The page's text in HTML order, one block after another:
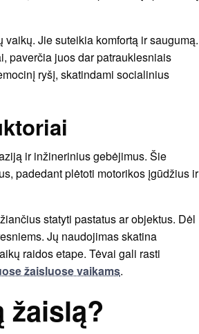
Jie suteikia komfortą ir saugumą.
paverčia juos dar patrauklesniais
ryšį, skatindami socialinius
ir inžinerinius gebėjimus. Šie
padedant plėtoti motorikos įgūdžius ir
statyti pastatus ar objektus. Dėl
Jų naudojimas skatina
raidos etape. Tėvai gali rasti
žaisluose vaikams.
žaislą?